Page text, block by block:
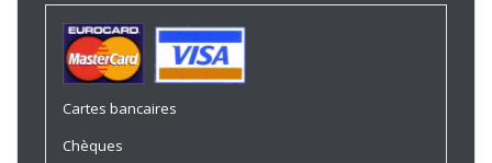
Cartes bancaires
Chèques